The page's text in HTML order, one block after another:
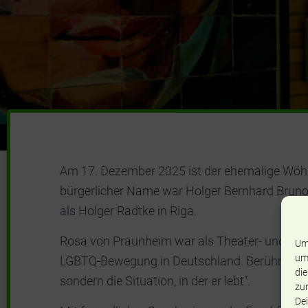
Am 17. Dezember 2025 ist der ehemalige
bürgerlicher Name war Holger Bernhard
als Holger Radtke in Riga.
Rosa von Praunheim war als Theater- und
LGBTQ-Bewegung in Deutschland. Berühmt
sondern die Situation, in der er lebt“.